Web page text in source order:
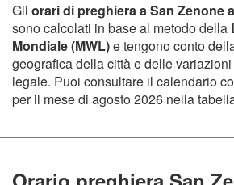
Gli orari di preghiera a San Zenone
sono calcolati in base al metodo della
Mondiale (MWL)e tengono conto
geografica della città e delle
legale. Puoi consultare il calendario
per il mese di agosto 2026 nella